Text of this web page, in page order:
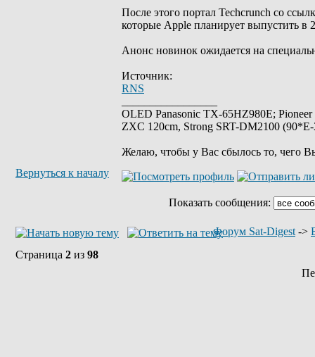
После этого портал Techcrunch со
которые Apple планирует выпустить в
Анонс новинок ожидается на
Источник:
RNS
OLED Panasonic TX-65HZ980E;
ZXC 120cm, Strong SRT-DM2100
Желаю, чтобы у Вас сбылось то, чего
Вернуться к началу
Показать сообщения:
Форум Sat-Digest ->
Страница 2 из 98